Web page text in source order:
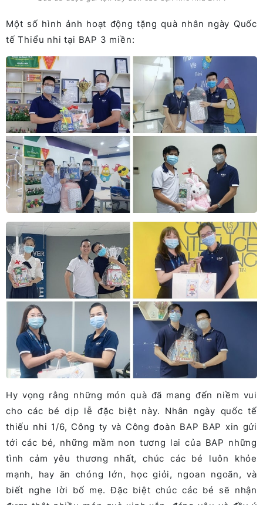
Một số hình ảnh hoạt động tặng quà nhân ngày Quốc
tế Thiểu nhi tại BAP 3 miền:
Hy vọng rằng những món quà đã mang đến niềm vui
cho các bé dịp lễ đặc biệt này. Nhân ngày quốc tế
thiếu nhi 1/6, Công ty và Công đoàn BAP BAP xin gửi
tới các bé, những mầm non tương lai của BAP những
tình cảm yêu thương nhất, chúc các bé luôn khỏe
mạnh, hay ăn chóng lớn, học giỏi, ngoan ngoãn, và
biết nghe lời bố mẹ. Đặc biệt chúc các bé sẽ nhận